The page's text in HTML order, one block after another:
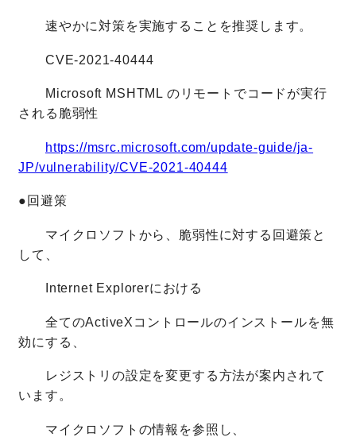
速やかに対策を実施することを推奨します。
CVE-2021-40444
Microsoft MSHTML のリモートでコードが実行
される脆弱性
https://msrc.microsoft.com/update-guide/ja-
JP/vulnerability/CVE-2021-40444
●回避策
マイクロソフトから、脆弱性に対する回避策と
して、
Internet Explorerにおける
全てのActiveXコントロールのインストールを無
効にする、
レジストリの設定を変更する方法が案内されて
います。
マイクロソフトの情報を参照し、